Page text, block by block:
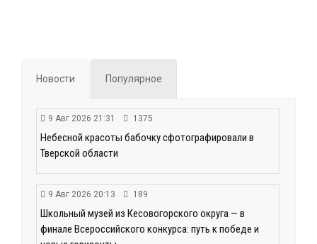
Новости Популярное
9 Авг 2026 21:31 1375
Небесной красоты бабочку сфотографировали в
Тверской области
9 Авг 2026 20:13 189
Школьный музей из Кесовогорского округа — в
финале Всероссийского конкурса: путь к победе и